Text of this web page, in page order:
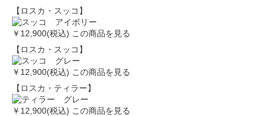
【ロスカ・スッコ】
￥12,900(税込) この商品を見る
【ロスカ・スッコ】
￥12,900(税込) この商品を見る
【ロスカ・ティラー】
￥12,900(税込) この商品を見る